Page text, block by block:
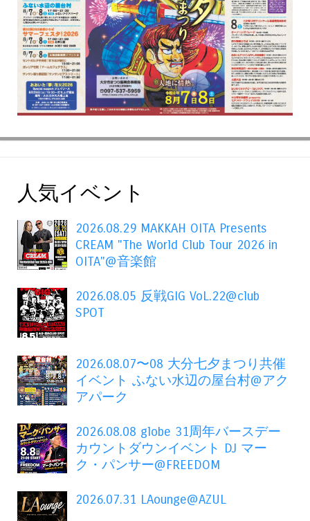
人気イベント
2026.08.29 MAKKAH OITA Presents
CREAM "The World Club Tour 2026 in
OITA"@音楽館
2026.08.05 反戦GIG VoL.22@club
SPOT
2026.08.07〜08 大分七夕まつり共催
イベント ふない水辺の屋台村@アク
アパーク
2026.08.08 globe 31周年バースデー
カウントダウンイベント DJ マー
ク・パンサー@FREEDOM
2026.07.31 LAounge@AZUL